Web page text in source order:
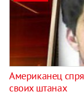
Американец
своих штанах